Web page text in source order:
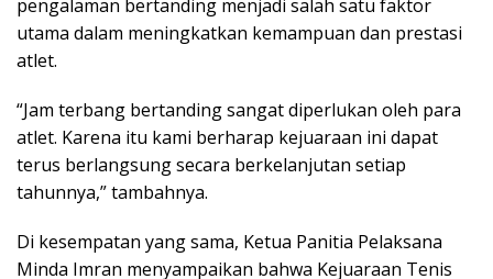
pengalaman bertanding menjadi salah satu faktor
utama dalam meningkatkan kemampuan dan prestasi
atlet.
“Jam terbang bertanding sangat diperlukan oleh para
atlet. Karena itu kami berharap kejuaraan ini dapat
terus berlangsung secara berkelanjutan setiap
tahunnya,” tambahnya.
Di kesempatan yang sama, Ketua Panitia Pelaksana
Minda Imran menyampaikan bahwa Kejuaraan Tenis